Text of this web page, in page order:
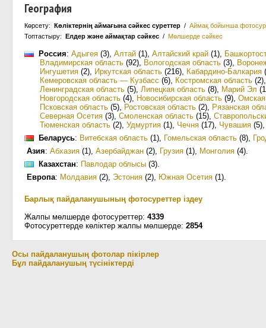
География
Көрсету: Көліктернің аймағына сәйкес суреттер / Аймақ бойынша
Топтастыру: Елдер және аймақтар сәйкес / Мөлшерде сәйкес
Россия: Адыгея (3), Алтай (1), Алтайский край (1),
Владимирская область (92), Вологодская область (3),
Ингушетия (2), Иркутская область (216), Кабардино-Балкария
Кемеровская область — Кузбасс (6), Костромская область (2)
Ленинградская область (5), Липецкая область (8), Марий Эл
Новгородская область (4), Новосибирская область (9), Омская
Псковская область (5), Ростовская область (2), Рязанская
Северная Осетия (3), Смоленская область (15),
Тюменская область (2), Удмуртия (1), Чечня (17), Чувашия (5)
Беларусь: Витебская область (1), Гомельская область (8),
Азия: Абхазия (1), Азербайджан (2), Грузия (1), Монголия (4).
Казахстан: Павлодар облысы (3).
Европа: Молдавия (2), Эстония (2), Южная Осетия (1).
Барлық пайдаланушының фотосуреттер іздеу
Жалпы мөлшерде фотосуреттер: 4339
Фотосуреттерде көліктер жалпы мөлшерде: 2854
Осы пайдаланушың фотолар пікірлер
Бұл пайдаланушың түсініктерді